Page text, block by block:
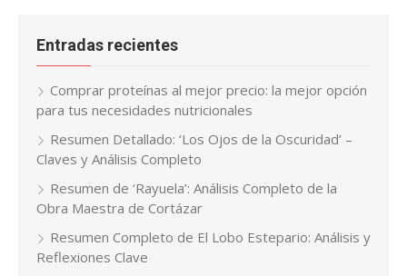
Entradas recientes
Comprar proteínas al mejor precio: la mejor opción
para tus necesidades nutricionales
Resumen Detallado: ‘Los Ojos de la Oscuridad’ –
Claves y Análisis Completo
Resumen de ‘Rayuela’: Análisis Completo de la
Obra Maestra de Cortázar
Resumen Completo de El Lobo Estepario: Análisis y
Reflexiones Clave